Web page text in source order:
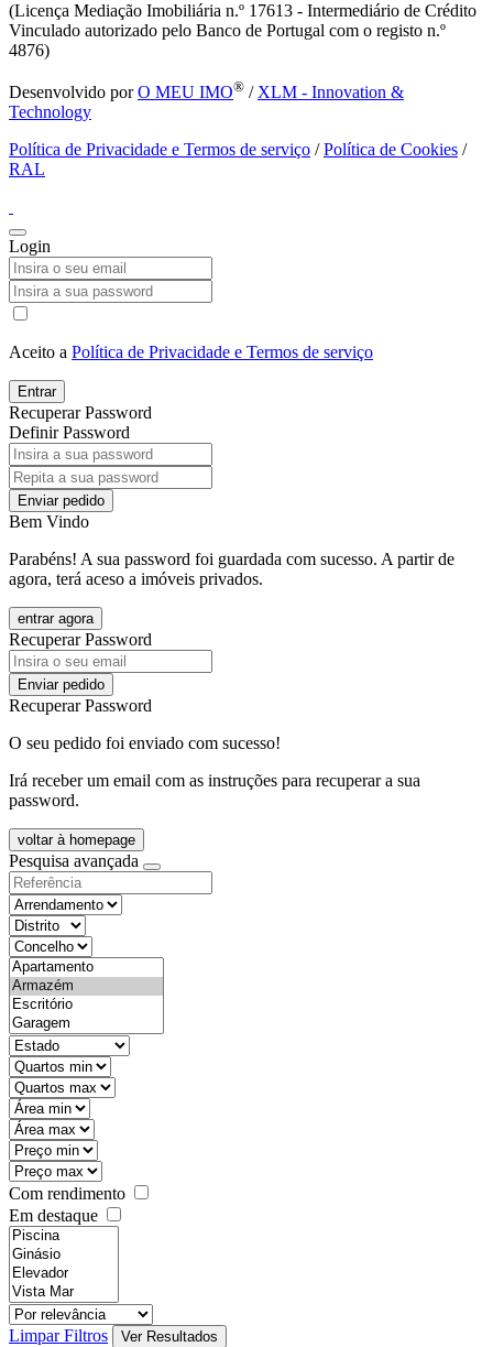
(Licença Mediação Imobiliária n.º 17613 - Intermediário de Crédito
Vinculado autorizado pelo Banco de Portugal com o registo n.º
4876)
Desenvolvido porO MEU IMO® / XLM - Innovation &
Technology
Política de Privacidade e Termos de serviço /Política de Cookies /
RAL
Login
Aceito a Política de Privacidade e Termos de serviço
Entrar
Recuperar Password
Definir Password
Enviar pedido
Bem Vindo
Parabéns! A sua password foi guardada com sucesso. A partir de
agora, terá aceso a imóveis privados.
entrar agora
Recuperar Password
Enviar pedido
Recuperar Password
O seu pedido foi enviado com sucesso!
Irá receber um email com as instruções para recuperar a sua
password.
voltar à homepage
Pesquisa avançada
Com rendimento
Em destaque
Limpar Filtros Ver Resultados